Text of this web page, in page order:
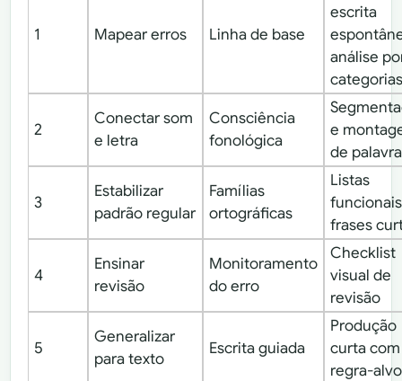
1 Mapear erros Linha de base
escrita
análise
2
Conectar som
e letra
Consciência
fonológica
e
de
3
Estabilizar
padrão regular
Famílias
ortográficas
Listas
frases
4
Ensinar
revisão
Monitoramento
do erro
Checklist
visual de
revisão
5
Generalizar
para texto
Escrita guiada
Produção
curta com
regra-alvo